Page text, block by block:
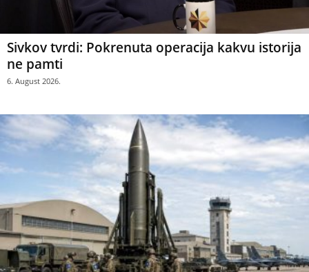
Sivkov tvrdi: Pokrenuta operacija kakvu istorija
ne pamti
6. August 2026.